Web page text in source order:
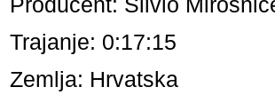
Trajanje: 0:17:15
Zemlja: Hrvatska